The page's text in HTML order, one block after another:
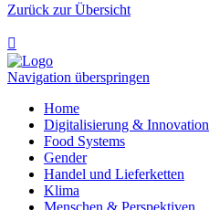
Zurück zur Übersicht

Navigation überspringen
Home
Digitalisierung & Innovation
Food Systems
Gender
Handel und Lieferketten
Klima
Menschen & Perspektiven